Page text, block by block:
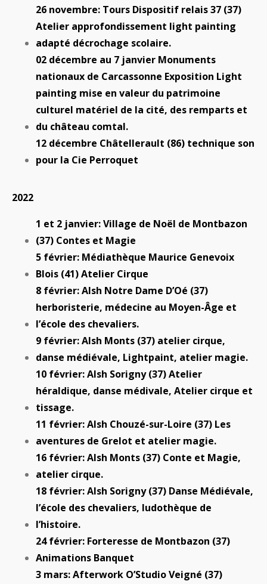
26 novembre: Tours Dispositif relais 37 (37)
Atelier approfondissement light painting
adapté décrochage scolaire.
02 décembre au 7 janvier Monuments
nationaux de Carcassonne Exposition Light
painting mise en valeur du patrimoine
culturel matériel de la cité, des remparts et
du château comtal.
12 décembre Châtellerault (86) technique son
pour la Cie Perroquet
2022
1 et 2 janvier: Village de Noël de Montbazon
(37) Contes et Magie
5 février: Médiathèque Maurice Genevoix
Blois (41) Atelier Cirque
8 février: Alsh Notre Dame D’Oé (37)
herboristerie, médecine au Moyen-Âge et
l’école des chevaliers.
9 février: Alsh Monts (37) atelier cirque,
danse médiévale, Lightpaint, atelier magie.
10 février: Alsh Sorigny (37) Atelier
héraldique, danse médivale, Atelier cirque et
tissage.
11 février: Alsh Chouzé-sur-Loire (37) Les
aventures de Grelot et atelier magie.
16 février: Alsh Monts (37) Conte et Magie,
atelier cirque.
18 février: Alsh Sorigny (37) Danse Médiévale,
l’école des chevaliers, ludothèque de
l’histoire.
24 février: Forteresse de Montbazon (37)
Animations Banquet
3 mars: Afterwork O’Studio Veigné (37)